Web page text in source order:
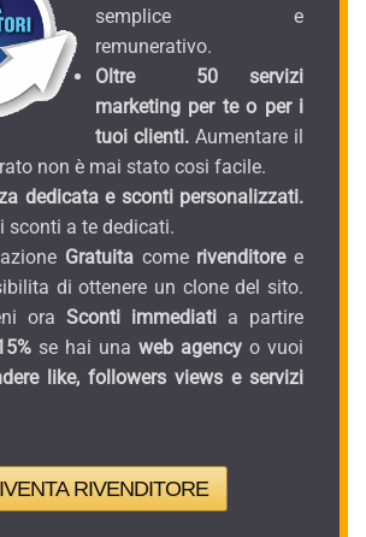
semplice e
remunerativo.
Oltre 50 servizi
marketing per te o per i
tuoi clienti. Aumentare il
non è mai stato cosi facile.
dedicata e sconti personalizzati.
sconti a te dedicati.
Gratuitacomerivenditoree
di ottenere un clone del sito.
ora Sconti immediati a partire
se hai una web agency o vuoi
like, followers views e servizi
RIVENDITORE